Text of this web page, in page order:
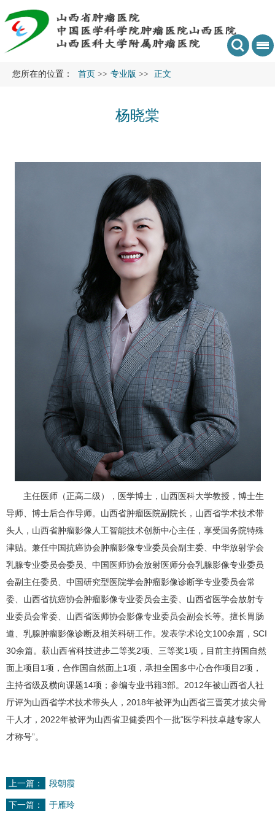
您所在的位置： 首页 >> 专业版 >> 正文
杨晓棠
主任医师（正高二级），医学博士，山西医科大学教授，博士生
导师、博士后合作导师。山西省肿瘤医院副院长，山西省学术技术带
头人，山西省肿瘤影像人工智能技术创新中心主任，享受国务院特殊
津贴。兼任中国抗癌协会肿瘤影像专业委员会副主委、中华放射学会
乳腺专业委员会委员、中国医师协会放射医师分会乳腺影像专业委员
会副主任委员、中国研究型医院学会肿瘤影像诊断学专业委员会常
委、 山西省抗癌协会肿瘤影像专业委员会主委、山西省医学会放射专
业委员会常委、山西省医师协会影像专业委员会副会长等。擅长胃肠
道、乳腺肿瘤影像诊断及相关科研工作。发表学术论文100余篇，SCI
30余篇。获山西省科技进步二等奖2项、三等奖1项，目前主持国自然
面上项目1项，合作国自然面上1项，承担全国多中心合作项目2项，
主持省级及横向课题14项；参编专业书籍3部。2012年被山西省人社
厅评为山西省学术技术带头人，2018年被评为山西省三晋英才拔尖骨
干人才，2022年被评为山西省卫健委四个一批“医学科技卓越专家人
才称号”。
上一篇： 段朝霞
下一篇： 于雁玲